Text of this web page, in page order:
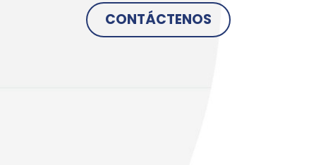
CONTÁCTENOS